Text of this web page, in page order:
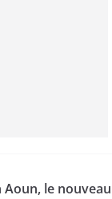
Aoun, le nouveau